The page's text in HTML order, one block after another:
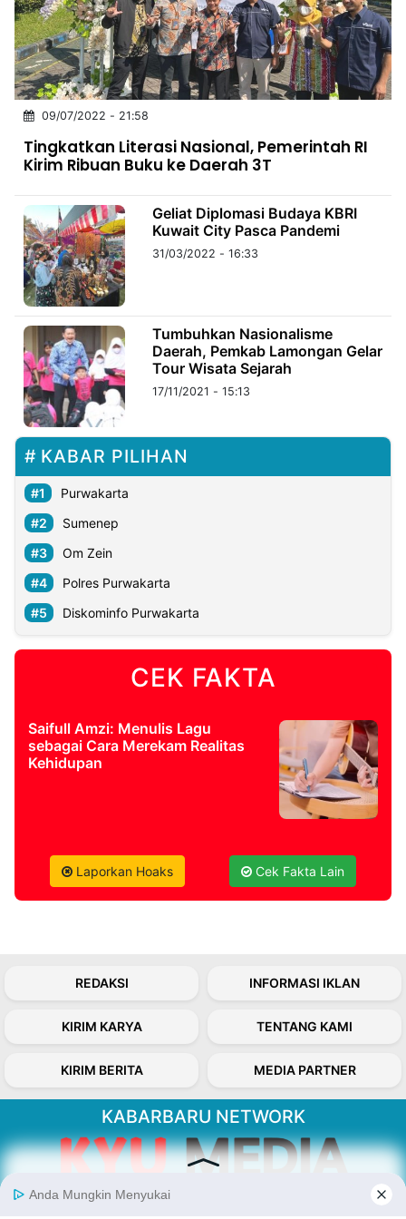
INDONESIA
Partner
NTB
Time
IDN
Jogja
Rakyat
News
Notice
Baru
Follow
Kabarbaru
Kabarbaru.co
2026
Kabarbaru
Media
09/07/2022 - 21:58
Tingkatkan Literasi Nasional, Pemerintah RI
Kirim Ribuan Buku ke Daerah 3T
Geliat Diplomasi Budaya KBRI
Kuwait City Pasca Pandemi
31/03/2022 - 16:33
Tumbuhkan Nasionalisme
Daerah, Pemkab Lamongan Gelar
Tour Wisata Sejarah
17/11/2021 - 15:13
KABAR PILIHAN
Purwakarta
Sumenep
Om Zein
Polres Purwakarta
Diskominfo Purwakarta
CEK FAKTA
Saifull Amzi: Menulis Lagu
sebagai Cara Merekam Realitas
Kehidupan
Laporkan Hoaks Cek Fakta Lain
REDAKSI INFORMASI IKLAN
KIRIM KARYA TENTANG KAMI
KIRIM BERITA MEDIA PARTNER
KABARBARU NETWORK